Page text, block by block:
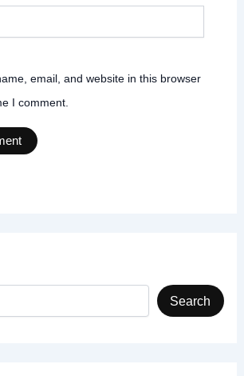
email, and website in this browser
I comment.
Search